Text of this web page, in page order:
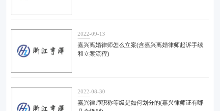
2022-09-13
嘉兴离婚律师怎么立案(含嘉兴离婚律师起诉手续
和立案流程)
2022-08-30
嘉兴律师职称等级是如何划分的(嘉兴律师证有哪